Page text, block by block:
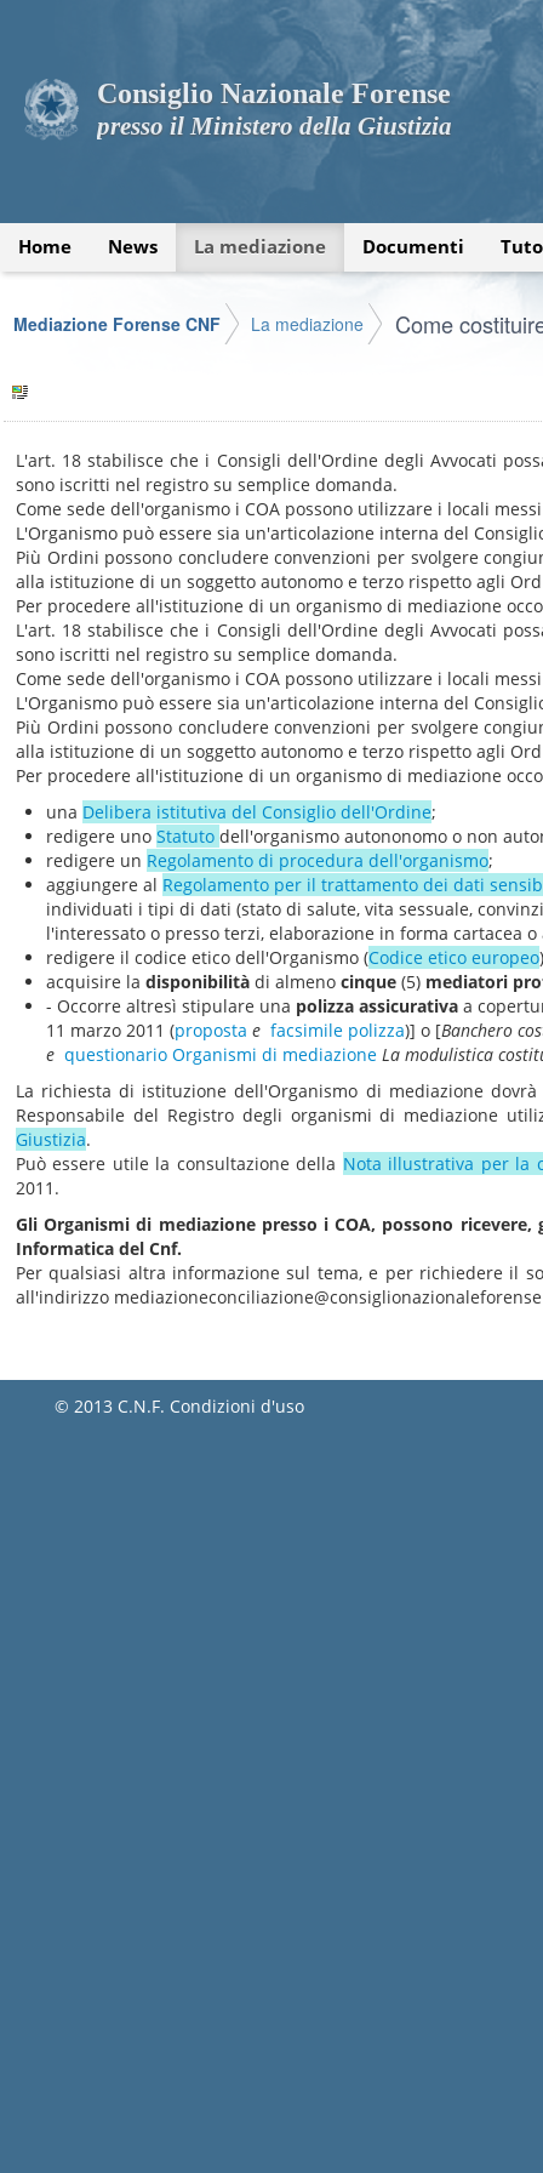
Consiglio Nazionale Forense
presso il Ministero della Giustizia
Home News La mediazione Documenti
Mediazione Forense CNF La mediazione Come
L'art. 18 stabilisce che i Consigli dell'Ordine degli Avvocati
sono iscritti nel registro su semplice domanda.
Come sede dell'organismo i COA possono utilizzare i locali
L'Organismo può essere sia un'articolazione interna del
Più Ordini possono concludere convenzioni per svolgere
alla istituzione di un soggetto autonomo e terzo rispetto agli
Per procedere all'istituzione di un organismo di mediazione
L'art. 18 stabilisce che i Consigli dell'Ordine degli Avvocati
sono iscritti nel registro su semplice domanda.
Come sede dell'organismo i COA possono utilizzare i locali
L'Organismo può essere sia un'articolazione interna del
Più Ordini possono concludere convenzioni per svolgere
alla istituzione di un soggetto autonomo e terzo rispetto agli
Per procedere all'istituzione di un organismo di mediazione
una Delibera istitutiva del Consiglio dell'Ordine;
redigere uno Statuto dell'organismo autononomo o non
redigere un Regolamento di procedura dell'organismo;
aggiungere al Regolamento per il trattamento dei dati
individuati i tipi di dati (stato di salute, vita sessuale,
l'interessato o presso terzi, elaborazione in forma cartacea o
redigere il codice etico dell'Organismo (Codice etico europeo
acquisire la disponibilità di almeno cinque (5) mediatori
- Occorre altresì stipulare una polizza assicurativa a
11 marzo 2011 (proposta e facsimile polizza)] o [Banchero
e questionario Organismi di mediazione La modulistica
La richiesta di istituzione dell'Organismo di mediazione
Responsabile del Registro degli organismi di mediazione
Giustizia.
Può essere utile la consultazione della Nota illustrativa per la
2011.
Gli Organismi di mediazione presso i COA, possono
Informatica del Cnf.
Per qualsiasi altra informazione sul tema, e per richiedere il
all'indirizzo
© 2013 C.N.F. Condizioni d'uso